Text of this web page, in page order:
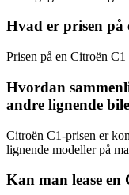
Hvad er prisen på
Prisen på en Citroën
Hvordan
andre lignende
Citroën C1-prisen er
lignende modeller på
Kan man lease en